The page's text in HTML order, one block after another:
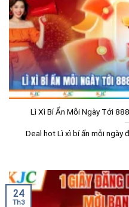
Lì Xì Bí Ẩn Mỗi Ngày Tới
Deal hot Lì xì bí ẩn mỗi ngày
24
Th3